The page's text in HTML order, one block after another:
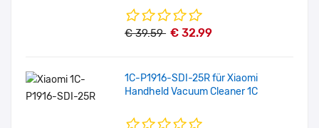
€ 39.59 € 32.99
1C-P1916-SDI-25R für Xiaomi
Handheld Vacuum Cleaner 1C